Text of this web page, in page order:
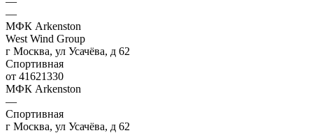
—
МФК Arkenston
West Wind Group
г Москва, ул Усачёва, д 62
Спортивная
от 41621330
МФК Arkenston
—
Спортивная
г Москва, ул Усачёва, д 62